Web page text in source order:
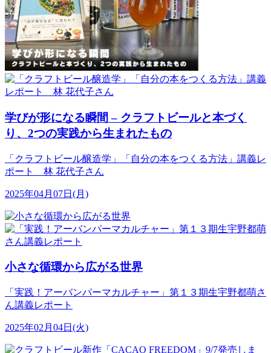
学びが形になる瞬間 – クラフトビールと本づく
り、2つの実践から生まれたもの
「クラフトビール醸造学」「自分の本をつくる方法」講義レ
ポート 林 花代子さん
2025年04月07日(月)
小さな循環から広がる世界
「実践！アーバンパーマカルチャー」第１３期生宇野都萌さ
ん講義レポート
2025年02月04日(火)